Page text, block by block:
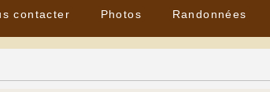
contacter Photos Randonnées